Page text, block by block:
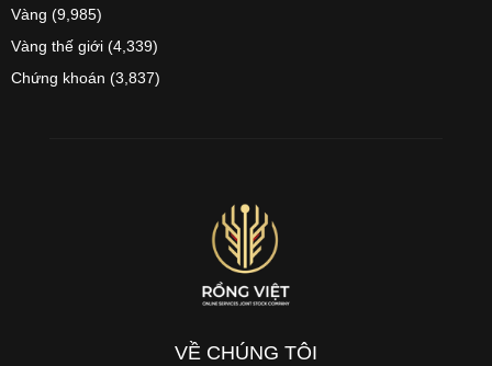
Vàng (9,985)
Vàng thế giới (4,339)
Chứng khoán (3,837)
VỀ CHÚNG TÔI